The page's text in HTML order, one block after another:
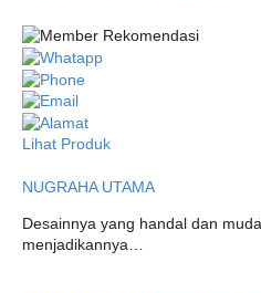
Lihat Produk
NUGRAHA UTAMA
Desainnya yang handal dan
menjadikannya…